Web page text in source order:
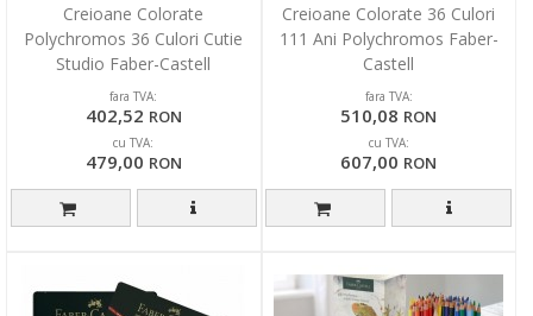
Creioane Colorate
Polychromos 36 Culori Cutie
Studio Faber-Castell
fara TVA:
402,52 RON
cu TVA:
479,00 RON
Creioane Colorate 36 Culori
111 Ani Polychromos Faber-
Castell
fara TVA:
510,08 RON
cu TVA:
607,00 RON